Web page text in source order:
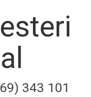
343 101